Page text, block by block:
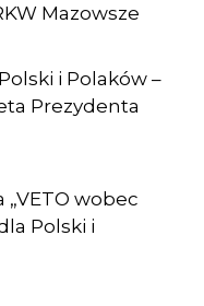
Mazowsze
i Polaków –
Prezydenta
„VETO wobec
Polski i